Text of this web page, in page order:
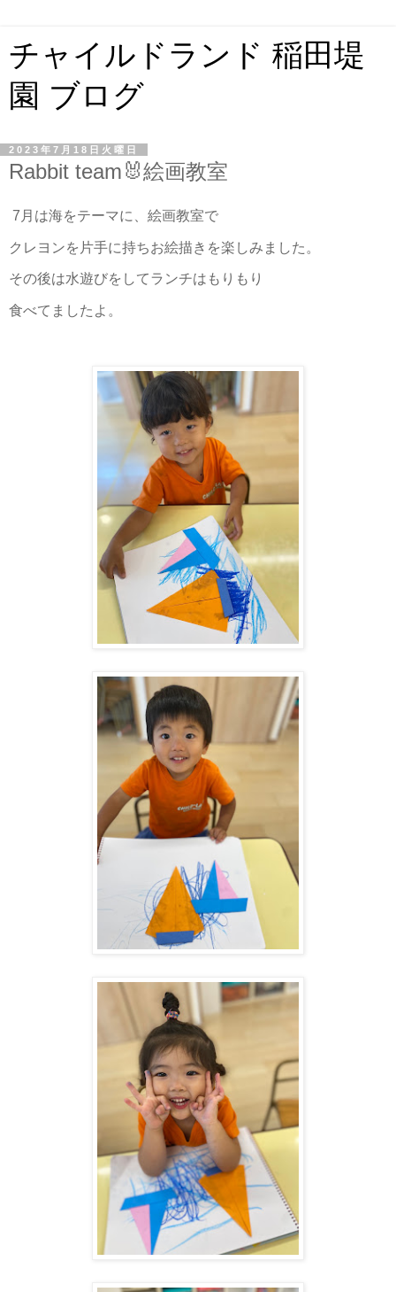
チャイルドランド 稲田堤
園 ブログ
2023年7月18日火曜日
Rabbit team🐰絵画教室
7月は海をテーマに、絵画教室で
クレヨンを片手に持ちお絵描きを楽しみました。
その後は水遊びをしてランチはもりもり
食べてましたよ。